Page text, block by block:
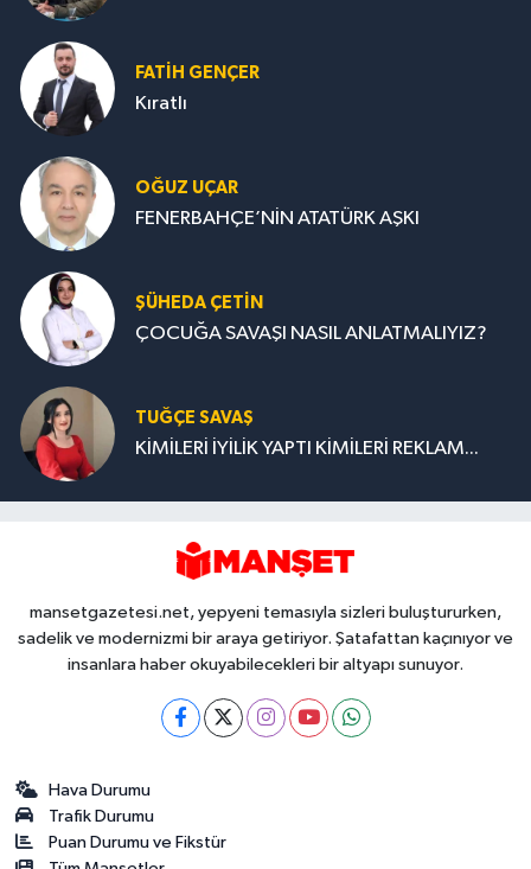
FATIH GENÇER
Kıratlı
OĞUZ UÇAR
FENERBAHÇE’NİN ATATÜRK AŞKI
ŞÜHEDA ÇETİN
ÇOCUĞA SAVAŞI NASIL ANLATMALIYIZ?
TUĞÇE SAVAŞ
KİMİLERİ İYİLİK YAPTI KİMİLERİ REKLAM...
mansetgazetesi.net, yepyeni temasıyla sizleri buluştururken,
sadelik ve modernizmi bir araya getiriyor. Şatafattan kaçınıyor ve
insanlara haber okuyabilecekleri bir altyapı sunuyor.
Hava Durumu
Trafik Durumu
Puan Durumu ve Fikstür